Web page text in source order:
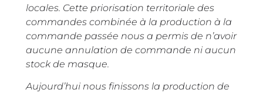
locales. Cette priorisation territoriale des
commandes combinée à la production à la
commande passée nous a permis de n’avoir
aucune annulation de commande ni aucun
stock de masque.
Aujourd’hui nous finissons la production de